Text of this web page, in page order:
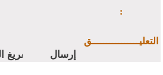
:
التعليــــــــــــــــق